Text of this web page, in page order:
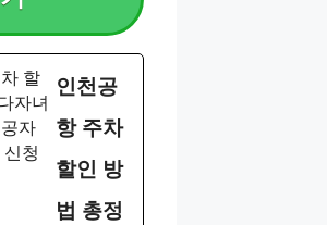
인천공
항 주차
할인 방
법 총정